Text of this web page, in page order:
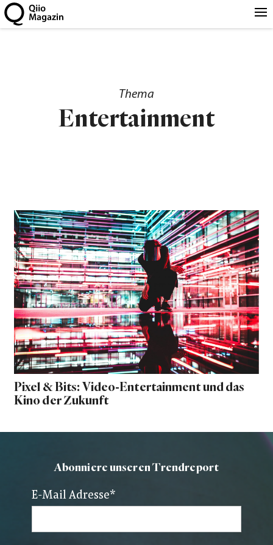
Thema
Entertainment
Pixel & Bits: Video-Entertainment und das
Kino der Zukunft
Abonniere unseren Trendreport
E-Mail Adresse*